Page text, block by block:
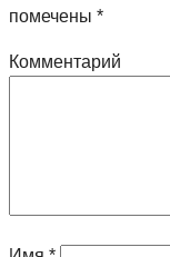
помечены *
Комментарий